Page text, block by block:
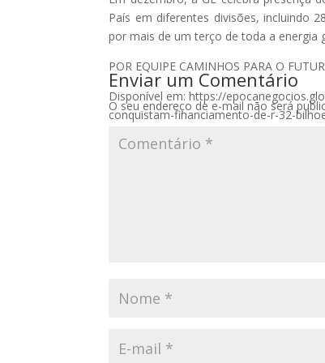
País em diferentes divisões, incluindo
por mais de um terço de toda a energia
POR EQUIPE CAMINHOS PARA O
Disponível em: https://
conquistam-financiamento-de-r-32-
Enviar um Comentário
O seu endereço de e-mail não será